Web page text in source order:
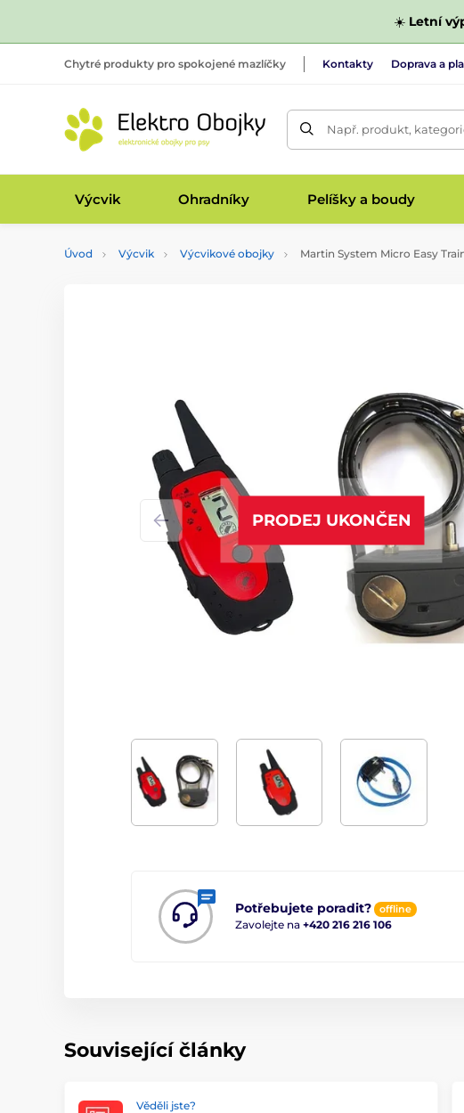
☀️ Letní
Chytré produkty pro spokojené mazlíčky Kontakty Doprava a
Např. produkt,
Výcvik Ohradníky Pelíšky a boudy
Úvod Výcvik Výcvikové obojky Martin System Micro Easy
PRODEJ UKONČEN
Potřebujete poradit? offline
Zavolejte na +420 216 216 106
Související články
Věděli jste?